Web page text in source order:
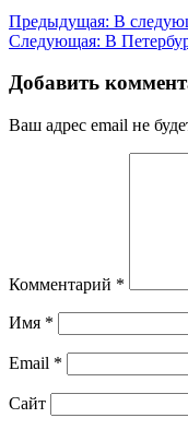
Навигация
по
записям
Предыдущая: В
Следующая: В
Добавить
Ваш адрес email не
Комментарий *
Имя *
Email *
Сайт